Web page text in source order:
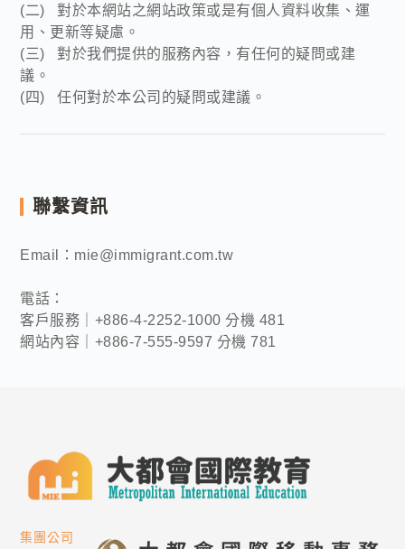
(二) 對於本網站之網站政策或是有個人資料收集、運
用、更新等疑慮。
(三) 對於我們提供的服務內容，有任何的疑問或建
議。
(四) 任何對於本公司的疑問或建議。
聯繫資訊
Email：mie@immigrant.com.tw
電話：
客戶服務｜+886-4-2252-1000 分機 481
網站內容｜+886-7-555-9597 分機 781
集團公司